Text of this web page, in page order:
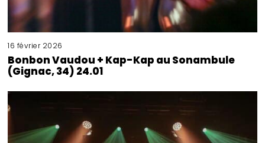
16 février 2026
Bonbon Vaudou + Kap-Kap au Sonambule
(Gignac, 34) 24.01